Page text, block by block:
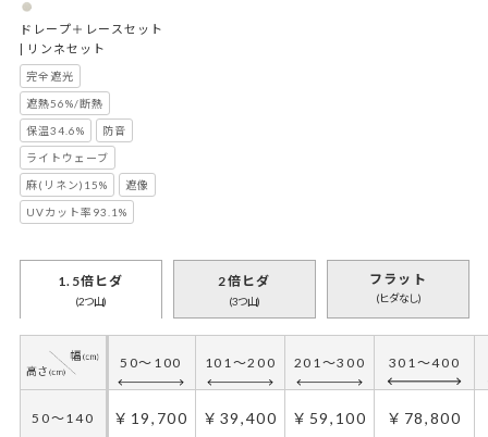
ドレープ＋レースセット
| リンネセット
完全遮光
遮熱56%/断熱
保温34.6% 防音
ライトウェーブ
麻(リネン)15% 遮像
UVカット率93.1%
1.5倍ヒダ
(2つ山)
50～100 101～200 201～300 301～400
50～140 ￥19,700 ￥39,400 ￥59,100 ￥78,800
2倍ヒダ
(3つ山)
フラット
(ヒダなし)